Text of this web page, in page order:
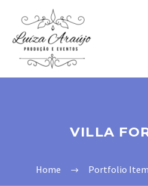
VILLA
Home Portfolio Item